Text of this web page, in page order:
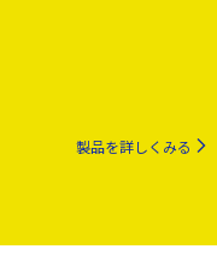
製品を詳しくみる